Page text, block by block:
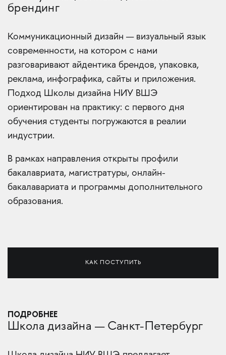
брендинг
Коммуникационный дизайн — визуальный язык
современности, на котором с нами
разговаривают айдентика брендов, упаковка,
реклама, инфографика, сайты и приложения.
Подход Школы дизайна НИУ ВШЭ
ориентирован на практику: с первого дня
обучения студенты погружаются в реалии
индустрии.
В рамках направления открыты профили
бакалавриата, магистратуры, онлайн-
бакалавариата и программы дополнительного
образования.
КАК ПОСТУПИТЬ
ПОДРОБНЕЕ
Школа дизайна — Санкт-Петербург